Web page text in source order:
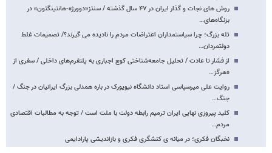
روش های نجات و گذار ایران در ۴۷ سال گذشته / سنتز«دوورژه-هانتینگتون» در
بزنگاه‌های…
تله بزرگ؛ چرا سیاستمداران اعتراضات مردم را نادیده می گیرند؟/ تصمیمات غلط
دولتمردان…
از فشار تا عادت / تحلیل جامعه‌شناختی کوچ اجباری به پلتفرم‌های داخلی / سفری از
«هرگز…
روایت علی میرسپاسی استاد دانشگاه نیویورک در باره همدلی بزرگ ایرانیان در جنگ /
جنگ…
کلید پیروزی نهایی ایران ترمیم رابطه دولت با ملت است / توجه به مطالبات اقتصادی
مردم…
نخبگان فکری؛ در میانه ی کنشگری فکری و بازاندیشی پارادایمی